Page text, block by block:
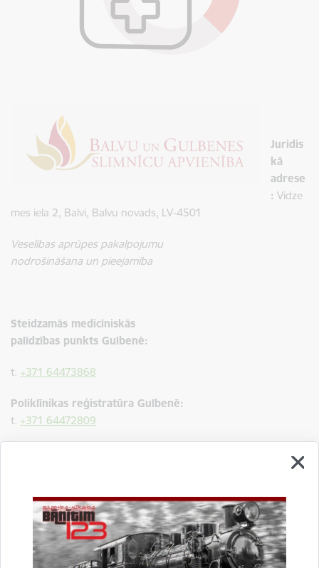
Juridis
kā
adrese
: Vidze
mes iela 2, Balvi, Balvu novads, LV-4501
Veselības aprūpes pakalpojumu
nodrošināšana un pieejamība
Steidzamās medicīniskās
palīdzības punkts Gulbenē:
t. +371 64473868
Poliklīnikas reģistratūra Gulbenē:
t. +371 64472809
Poliklīnikas reģistratūra Balvos:
+371 64507001